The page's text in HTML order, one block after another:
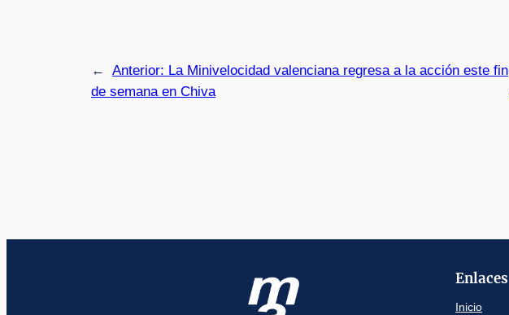
← Anterior: La Minivelocidad valenciana regresa a la acción este fin
de semana en Chiva
Enlaces
Inicio